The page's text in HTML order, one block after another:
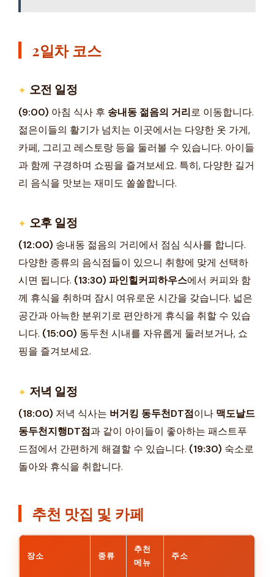
2일차 코스
오전 일정
(9:00) 아침 식사 후 송내동 젊음의 거리로 이동합니다.
젊은이들의 활기가 넘치는 이곳에서는 다양한 옷 가게,
카페, 그리고 레스토랑 등을 둘러볼 수 있습니다. 아이들
과 함께 구경하며 쇼핑을 즐겨보세요. 특히, 다양한 길거
리 음식을 맛보는 재미도 쏠쏠합니다.
오후 일정
(12:00) 송내동 젊음의 거리에서 점심 식사를 합니다.
다양한 종류의 음식점들이 있으니 취향에 맞게 선택하
시면 됩니다. (13:30) 파인힐커피하우스에서 커피와 함
께 휴식을 취하며 잠시 여유로운 시간을 갖습니다. 넓은
공간과 아늑한 분위기로 편안하게 휴식을 취할 수 있습
니다. (15:00) 동두천 시내를 자유롭게 둘러보거나, 쇼
핑을 즐겨보세요.
저녁 일정
(18:00) 저녁 식사는 버거킹 동두천DT점이나 맥도날드
동두천지행DT점과 같이 아이들이 좋아하는 패스트푸
드점에서 간편하게 해결할 수 있습니다. (19:30) 숙소로
돌아와 휴식을 취합니다.
추천 맛집 및 카페
장소 종류
추천
메뉴
주소